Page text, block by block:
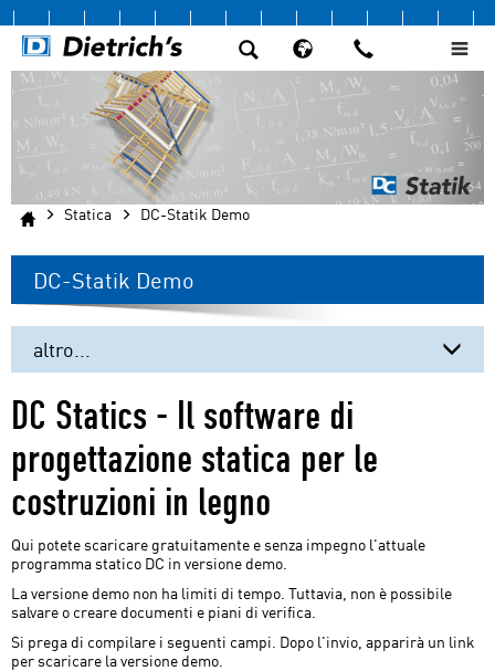
Statica DC-Statik Demo
DC-Statik Demo
altro...
Moduli aggiuntivi
Irrigidimento strutturale
Info sulla DC-Statica
DC Statics - Il software di
progettazione statica per le
costruzioni in legno
Qui potete scaricare gratuitamente e senza impegno l'attuale
programma statico DC in versione demo.
La versione demo non ha limiti di tempo. Tuttavia, non è possibile
salvare o creare documenti e piani di verifica.
Si prega di compilare i seguenti campi. Dopo l'invio, apparirà un link
per scaricare la versione demo.